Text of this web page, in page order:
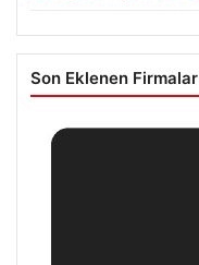
Son Eklenen Firmalar